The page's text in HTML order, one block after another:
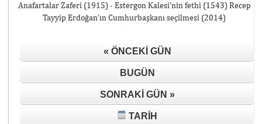
Anafartalar Zaferi (1915) - Estergon Kalesi’nin fethi (1543) Recep
Tayyip Erdoğan’ın Cumhurbaşkanı seçilmesi (2014)
« ÖNCEKI GÜN
BUGÜN
SONRAKI GÜN »
TARIH